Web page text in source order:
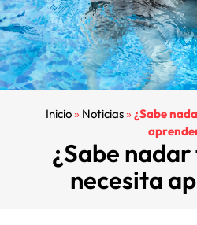
Inicio» Noticias»¿Sabe
¿Sabe
necesita